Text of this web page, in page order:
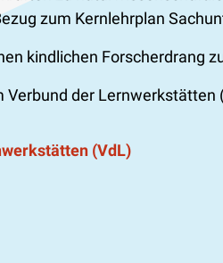
zum Kernlehrplan
kindlichen Forscherdrang
Verbund der
(VdL)